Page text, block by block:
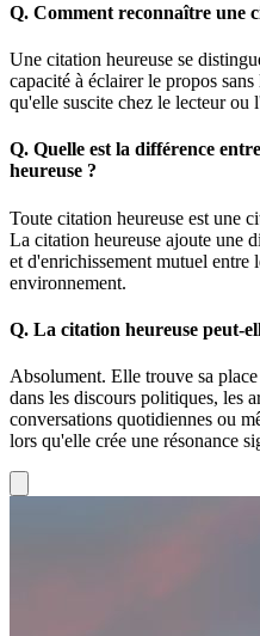
Q. Comment reconnaître une
Une citation heureuse se
capacité à éclairer le propos
qu'elle suscite chez le lecteur ou
Q. Quelle est la différence
heureuse ?
Toute citation heureuse est une
La citation heureuse ajoute une
et d'enrichissement mutuel entre
environnement.
Q. La citation heureuse peut-
Absolument. Elle trouve sa
dans les discours politiques, les
conversations quotidiennes ou
lors qu'elle crée une résonance